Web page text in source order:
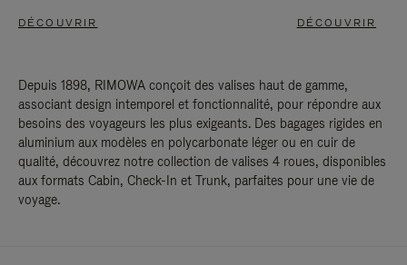
DÉCOUVRIR DÉCOUVRIR
Depuis 1898, RIMOWA conçoit des valises haut de gamme,
associant design intemporel et fonctionnalité, pour répondre aux
besoins des voyageurs les plus exigeants. Des bagages rigides en
aluminium aux modèles en polycarbonate léger ou en cuir de
qualité, découvrez notre collection de valises 4 roues, disponibles
aux formats Cabin, Check-In et Trunk, parfaites pour une vie de
voyage.